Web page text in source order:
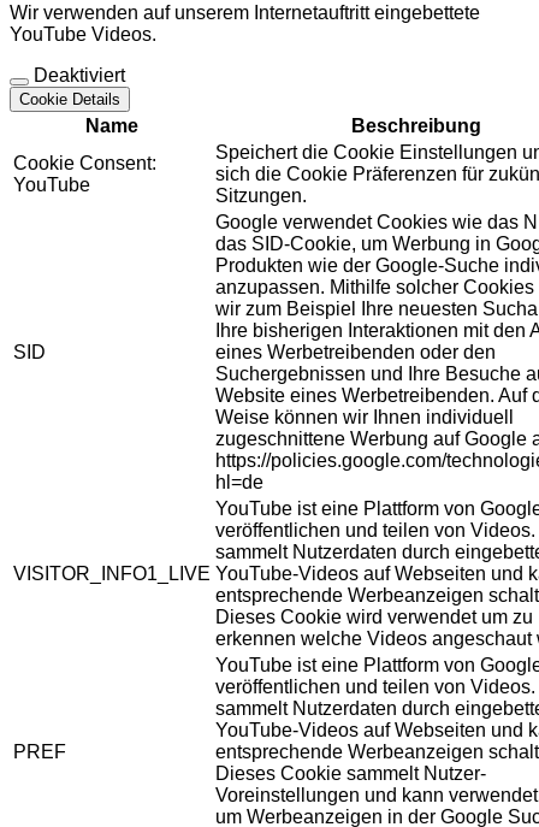
Wir verwenden auf unserem Internetauftritt eingebettete
YouTube Videos.
Deaktiviert
Cookie Details
Name
Beschreibung
Cookie Consent:
YouTube
Speichert die Cookie Einstellungen
sich die Cookie Präferenzen für
Sitzungen.
SID
Google verwendet Cookies wie das
das SID-Cookie, um Werbung in
Produkten wie der Google-Suche
anzupassen. Mithilfe solcher Cookies
wir zum Beispiel Ihre neuesten
Ihre bisherigen Interaktionen mit den
eines Werbetreibenden oder den
Suchergebnissen und Ihre Besuche
Website eines Werbetreibenden. Auf
Weise können wir Ihnen individuell
zugeschnittene Werbung auf Google
https://policies.google.com/
hl=de
VISITOR_INFO1_LIVE
YouTube ist eine Plattform von
veröffentlichen und teilen von
sammelt Nutzerdaten durch
YouTube-Videos auf Webseiten und
entsprechende Werbeanzeigen
Dieses Cookie wird verwendet um zu
erkennen welche Videos angeschaut
PREF
YouTube ist eine Plattform von
veröffentlichen und teilen von
sammelt Nutzerdaten durch
YouTube-Videos auf Webseiten und
entsprechende Werbeanzeigen
Dieses Cookie sammelt Nutzer-
Voreinstellungen und kann
um Werbeanzeigen in der Google